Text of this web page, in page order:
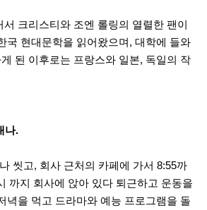
크리스티와 조엔 롤링의 열렬한 팬이
국 현대문학을 읽어왔으며, 대학에 들와
된 이후로는 프랑스와 일본, 독일의 작
나.
씻고, 회사 근처의 카페에 가서 8:55까
까지 회사에 앉아 있다 퇴근하고 운동을
녁을 먹고 드라마와 예능 프로그램을 돌